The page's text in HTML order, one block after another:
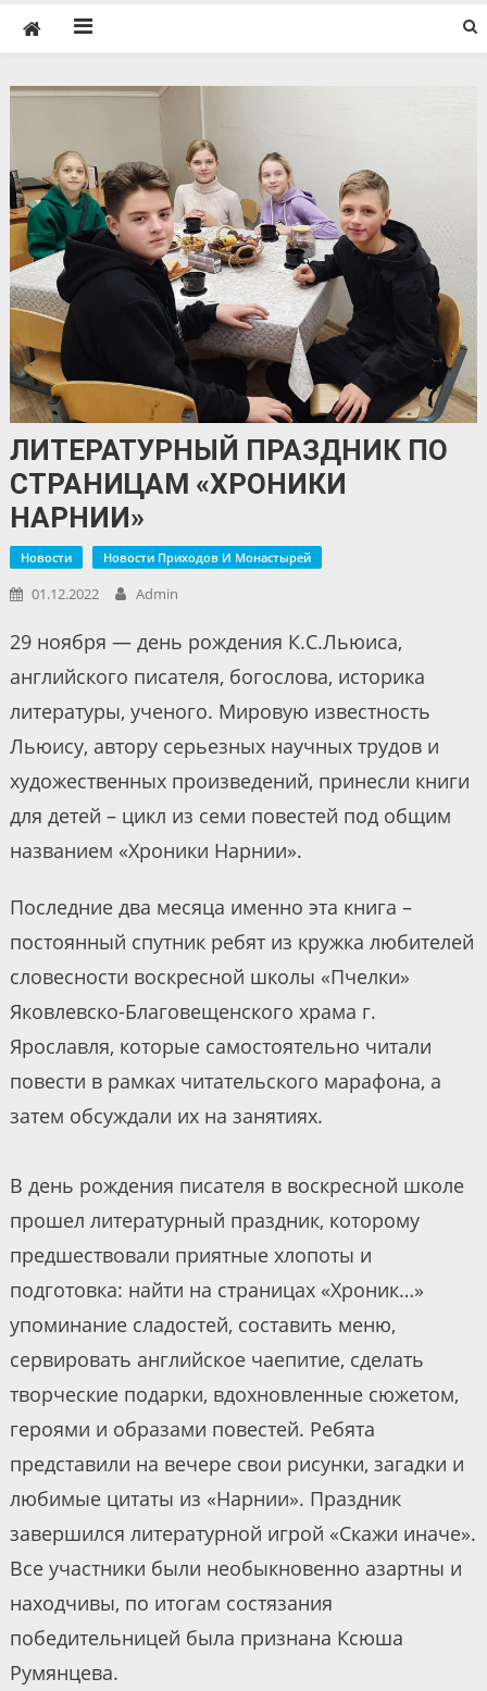
ЛИТЕРАТУРНЫЙ ПРАЗДНИК ПО
СТРАНИЦАМ «ХРОНИКИ
НАРНИИ»
Новости Новости Приходов И Монастырей
01.12.2022 Admin
29 ноября — день рождения К.С.Льюиса,
английского писателя, богослова, историка
литературы, ученого. Мировую известность
Льюису, автору серьезных научных трудов и
художественных произведений, принесли книги
для детей – цикл из семи повестей под общим
названием «Хроники Нарнии».
Последние два месяца именно эта книга –
постоянный спутник ребят из кружка любителей
словесности воскресной школы «Пчелки»
Яковлевско-Благовещенского храма г.
Ярославля, которые самостоятельно читали
повести в рамках читательского марафона, а
затем обсуждали их на занятиях.
В день рождения писателя в воскресной школе
прошел литературный праздник, которому
предшествовали приятные хлопоты и
подготовка: найти на страницах «Хроник…»
упоминание сладостей, составить меню,
сервировать английское чаепитие, сделать
творческие подарки, вдохновленные сюжетом,
героями и образами повестей. Ребята
представили на вечере свои рисунки, загадки и
любимые цитаты из «Нарнии». Праздник
завершился литературной игрой «Скажи иначе».
Все участники были необыкновенно азартны и
находчивы, по итогам состязания
победительницей была признана Ксюша
Румянцева.